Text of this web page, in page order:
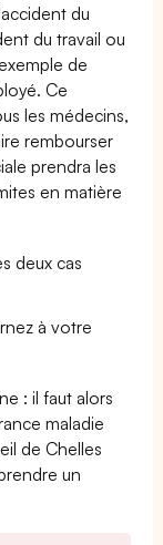
du
du travail ou
de
Ce
les médecins,
rembourser
prendra les
en matière
deux cas
à votre
: il faut alors
maladie
de Chelles
un